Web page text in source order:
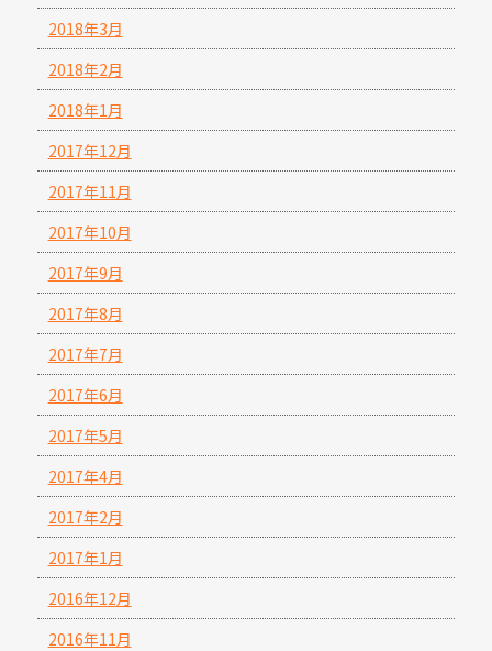
2018年3月
2018年2月
2018年1月
2017年12月
2017年11月
2017年10月
2017年9月
2017年8月
2017年7月
2017年6月
2017年5月
2017年4月
2017年2月
2017年1月
2016年12月
2016年11月